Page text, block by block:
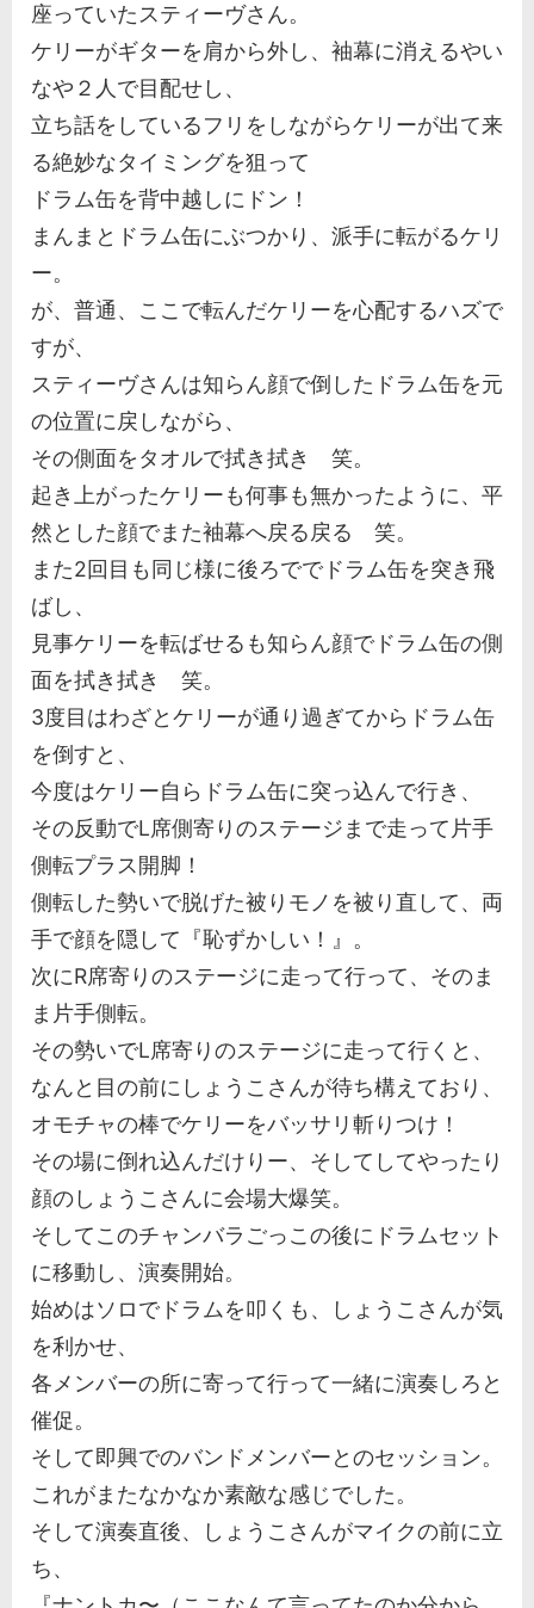
座っていたスティーヴさん。
ケリーがギターを肩から外し、袖幕に消えるやい
なや２人で目配せし、
立ち話をしているフリをしながらケリーが出て来
る絶妙なタイミングを狙って
ドラム缶を背中越しにドン！
まんまとドラム缶にぶつかり、派手に転がるケリ
ー。
が、普通、ここで転んだケリーを心配するハズで
すが、
スティーヴさんは知らん顔で倒したドラム缶を元
の位置に戻しながら、
その側面をタオルで拭き拭き 笑。
起き上がったケリーも何事も無かったように、平
然とした顔でまた袖幕へ戻る戻る 笑。
また2回目も同じ様に後ろででドラム缶を突き飛
ばし、
見事ケリーを転ばせるも知らん顔でドラム缶の側
面を拭き拭き 笑。
3度目はわざとケリーが通り過ぎてからドラム缶
を倒すと、
今度はケリー自らドラム缶に突っ込んで行き、
その反動でL席側寄りのステージまで走って片手
側転プラス開脚！
側転した勢いで脱げた被りモノを被り直して、両
手で顔を隠して『恥ずかしい！』。
次にR席寄りのステージに走って行って、そのま
ま片手側転。
その勢いでL席寄りのステージに走って行くと、
なんと目の前にしょうこさんが待ち構えており、
オモチャの棒でケリーをバッサリ斬りつけ！
その場に倒れ込んだけりー、そしてしてやったり
顔のしょうこさんに会場大爆笑。
そしてこのチャンバラごっこの後にドラムセット
に移動し、演奏開始。
始めはソロでドラムを叩くも、しょうこさんが気
を利かせ、
各メンバーの所に寄って行って一緒に演奏しろと
催促。
そして即興でのバンドメンバーとのセッション。
これがまたなかなか素敵な感じでした。
そして演奏直後、しょうこさんがマイクの前に立
ち、